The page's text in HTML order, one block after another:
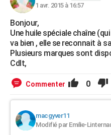
COPAINS D'AVANT
S'inscrire
Se connecter
Lycées
Collèges
Primaires
Universités
Entreprises
Service militaire
Avis de recherche
AVIS DE DÉCÈS
FORUM
1 avr. 2015 à 16:57
Bonjour,
Une huile spéciale chaîne
va bien , elle se reconnait à
Plusieurs marques sont
Cdlt,
Commenter 0
macgyver11
Modifié par Emilie-